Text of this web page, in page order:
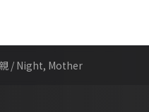
/ Night, Mother